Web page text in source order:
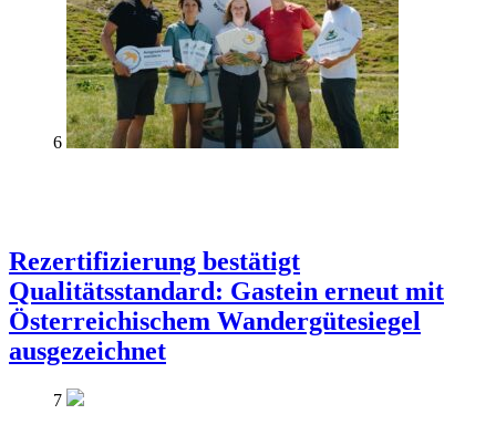
6
Rezertifizierung bestätigt
Qualitätsstandard: Gastein erneut mit
Österreichischem Wandergütesiegel
ausgezeichnet
7